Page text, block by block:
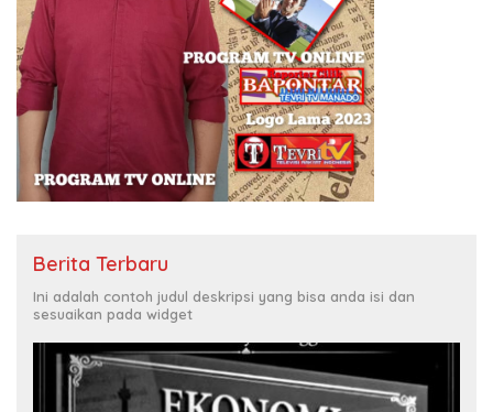
Berita Terbaru
Ini adalah contoh judul deskripsi yang bisa anda isi dan
sesuaikan pada widget